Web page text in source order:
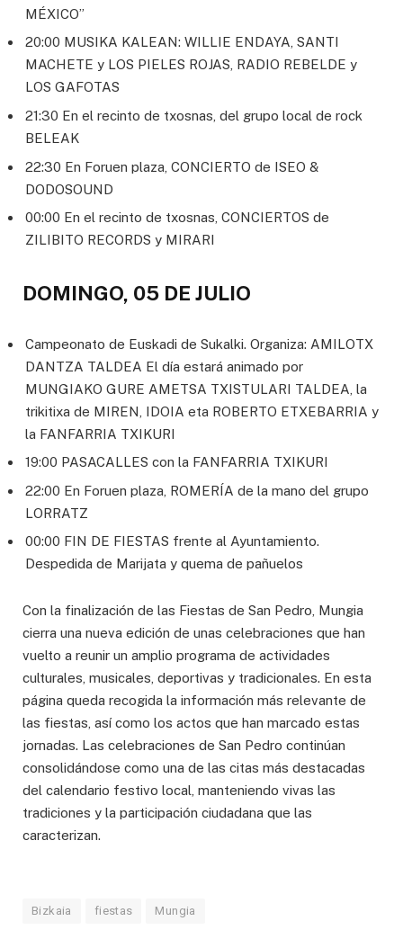
MÉXICO”
20:00 MUSIKA KALEAN: WILLIE ENDAYA, SANTI
MACHETE y LOS PIELES ROJAS, RADIO REBELDE y
LOS GAFOTAS
21:30 En el recinto de txosnas, del grupo local de rock
BELEAK
22:30 En Foruen plaza, CONCIERTO de ISEO &
DODOSOUND
00:00 En el recinto de txosnas, CONCIERTOS de
ZILIBITO RECORDS y MIRARI
DOMINGO, 05 DE JULIO
Campeonato de Euskadi de Sukalki. Organiza: AMILOTX
DANTZA TALDEA El día estará animado por
MUNGIAKO GURE AMETSA TXISTULARI TALDEA, la
trikitixa de MIREN, IDOIA eta ROBERTO ETXEBARRIA y
la FANFARRIA TXIKURI
19:00 PASACALLES con la FANFARRIA TXIKURI
22:00 En Foruen plaza, ROMERÍA de la mano del grupo
LORRATZ
00:00 FIN DE FIESTAS frente al Ayuntamiento.
Despedida de Marijata y quema de pañuelos
Con la finalización de las Fiestas de San Pedro, Mungia
cierra una nueva edición de unas celebraciones que han
vuelto a reunir un amplio programa de actividades
culturales, musicales, deportivas y tradicionales. En esta
página queda recogida la información más relevante de
las fiestas, así como los actos que han marcado estas
jornadas. Las celebraciones de San Pedro continúan
consolidándose como una de las citas más destacadas
del calendario festivo local, manteniendo vivas las
tradiciones y la participación ciudadana que las
caracterizan.
Bizkaia fiestas Mungia